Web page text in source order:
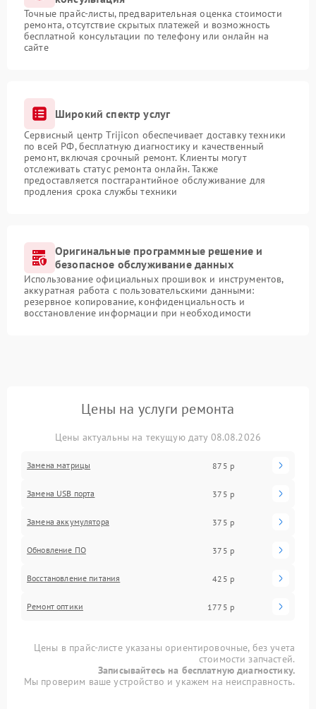
Точные прайс-листы, предварительная оценка стоимости
ремонта, отсутствие скрытых платежей и возможность
бесплатной консультации по телефону или онлайн на
сайте
Широкий спектр услуг
Сервисный центр Trijicon обеспечивает доставку техники
по всей РФ, бесплатную диагностику и качественный
ремонт, включая срочный ремонт. Клиенты могут
отслеживать статус ремонта онлайн. Также
предоставляется постгарантийное обслуживание для
продления срока службы техники
Оригинальные программные решение и
безопасное обслуживание данных
Использование официальных прошивок и инструментов,
аккуратная работа с пользовательскими данными:
резервное копирование, конфиденциальность и
восстановление информации при необходимости
Цены на услуги ремонта
Цены актуальны на текущую дату 08.08.2026
Замена матрицы 875 р
Замена USB порта 375 р
Замена аккумулятора 375 р
Обновление ПО 375 р
Восстановление питания 425 р
Ремонт оптики 1775 р
Цены в прайс-листе указаны ориентировочные, без учета
стоимости запчастей.
Записывайтесь на бесплатную диагностику.
Мы проверим ваше устройство и укажем на неисправность.